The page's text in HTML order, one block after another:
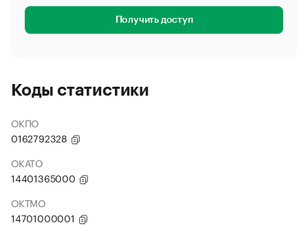
Получить доступ
Коды статистики
ОКПО
0162792328
ОКАТО
14401365000
ОКТМО
14701000001